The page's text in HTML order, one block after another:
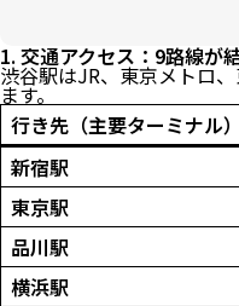
1. 交通アクセス：9路線が
渋谷駅はJR、東京メトロ
ます。
行き先（主要ターミナル）
新宿駅
東京駅
品川駅
横浜駅